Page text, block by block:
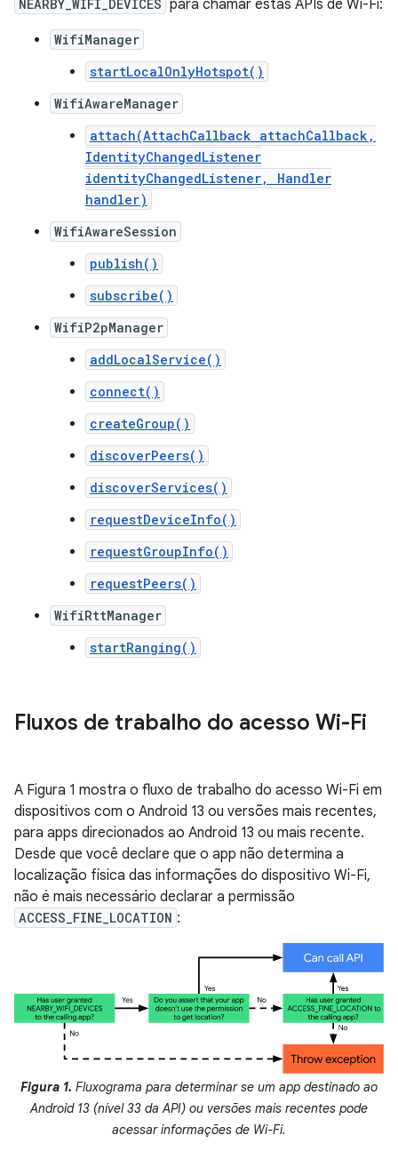
NEARBY_WIFI_DEVICES para chamar estas APIs de Wi-Fi:
WifiManager
startLocalOnlyHotspot()
WifiAwareManager
attach(AttachCallback attachCallback,
IdentityChangedListener
identityChangedListener, Handler
handler)
WifiAwareSession
publish()
subscribe()
WifiP2pManager
addLocalService()
connect()
createGroup()
discoverPeers()
discoverServices()
requestDeviceInfo()
requestGroupInfo()
requestPeers()
WifiRttManager
startRanging()
Fluxos de trabalho do acesso Wi-Fi
A Figura 1 mostra o fluxo de trabalho do acesso Wi-Fi em
dispositivos com o Android 13 ou versões mais recentes,
para apps direcionados ao Android 13 ou mais recente.
Desde que você declare que o app não determina a
localização física das informações do dispositivo Wi-Fi,
não é mais necessário declarar a permissão
ACCESS_FINE_LOCATION :
Figura 1. Fluxograma para determinar se um app destinado ao
Android 13 (nível 33 da API) ou versões mais recentes pode
acessar informações de Wi-Fi.